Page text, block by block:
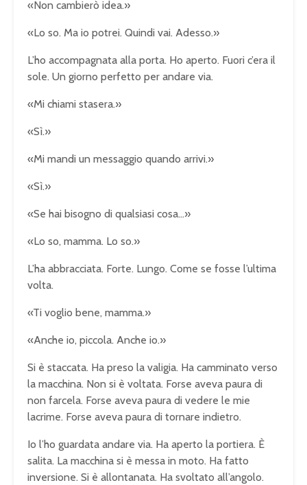
«Non cambierò idea.»
«Lo so. Ma io potrei. Quindi vai. Adesso.»
L’ho accompagnata alla porta. Ho aperto. Fuori c’era il
sole. Un giorno perfetto per andare via.
«Mi chiami stasera.»
«Sì.»
«Mi mandi un messaggio quando arrivi.»
«Sì.»
«Se hai bisogno di qualsiasi cosa…»
«Lo so, mamma. Lo so.»
L’ha abbracciata. Forte. Lungo. Come se fosse l’ultima
volta.
«Ti voglio bene, mamma.»
«Anche io, piccola. Anche io.»
Si è staccata. Ha preso la valigia. Ha camminato verso
la macchina. Non si è voltata. Forse aveva paura di
non farcela. Forse aveva paura di vedere le mie
lacrime. Forse aveva paura di tornare indietro.
Io l’ho guardata andare via. Ha aperto la portiera. È
salita. La macchina si è messa in moto. Ha fatto
inversione. Si è allontanata. Ha svoltato all’angolo.